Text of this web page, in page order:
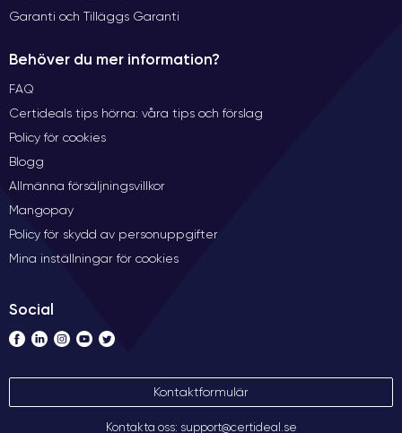
Garanti och Tilläggs Garanti
Behöver du mer information?
FAQ
Certideals tips hörna: våra tips och förslag
Policy för cookies
Blogg
Allmänna försäljningsvillkor
Mangopay
Policy för skydd av personuppgifter
Mina inställningar för cookies
Social
Kontaktformulär
Kontakta oss: support@certideal.se